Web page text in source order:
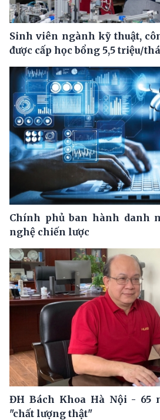
Sinh viên ngành kỹ thuật,
được cấp học bổng 5,5 triệu/
Chính phủ ban hành danh
nghệ chiến lược
ĐH Bách Khoa Hà Nội - 65
"chất lượng thật"